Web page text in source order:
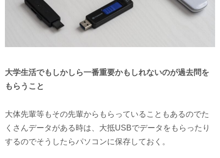
大学生活でもしかしら一番重要かもしれないのが過去問を
もらうこと
大体先輩等もその先輩からもらっていることもあるのでた
くさんデータがある時は、大抵USBでデータをもらったり
するのでそうしたらパソコンに保存しておく。